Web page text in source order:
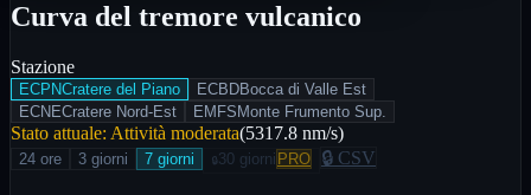
Curva del tremore vulcanico
Stazione
ECPNCratere del Piano ECBDBocca di Valle Est
ECNECratere Nord-Est EMFS Monte Frumento Sup.
Stato attuale: Attività moderata(5317.8 nm/s)
24 ore 3 giorni 7 giorni 🔒 30 giorni PRO 🔒 CSV